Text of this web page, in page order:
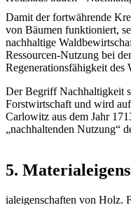
Damit der fortwährende
von Bäumen funktioniert,
nachhaltige
Ressourcen-Nutzung bei
Regenerationsfähigkeit des
Der Begriff Nachhaltigkeit
Forstwirtschaft und wird
Carlowitz aus dem Jahr
„nachhaltenden Nutzung“
5.